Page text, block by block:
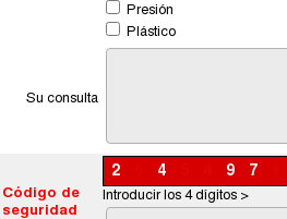
Presión
Plástico
Su consulta
Código de
seguridad
2 4 9 7
Introducir los 4 dígitos >